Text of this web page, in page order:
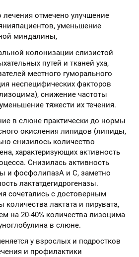
лечения отмечено улучшение
уменьшение
миндалины,
колонизации слизистой
путей и тканей уха,
местного гуморального
неспецифических факторов
снижение частоты
тяжести их течения.
в слюне практически до нормы
окисления липидов (липиды,
снизилось количество
характеризующих активность
Снизилась активность
и фосфолипазА и С, заметно
лактатдегидрогеназы.
сочетались с достоверным
лактата и пирувата,
на 20-40% количества лизоцима
в слюне.
у взрослых и подростков
и профилактики